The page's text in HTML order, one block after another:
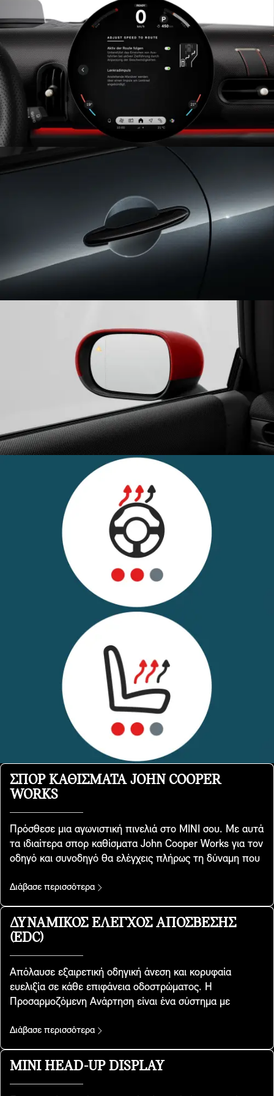
ΣΠΟΡ ΚΑΘΊΣΜΑΤΑ JOHN COOPER
WORKS
Πρόσθεσε μια αγωνιστική πινελιά στο MINI σου. Με αυτά
τα ιδιαίτερα σπορ καθίσματα John Cooper Works για τον
οδηγό και συνοδηγό θα ελέγχεις πλήρως τη δύναμη που
γνώμονα μια ειδική γεωμετρία, διαθέτουν ενσωματωμένα
προσκέφαλα και παρέχουν πρόσθετη πλευρική στήριξη
όταν απολαμβάνεις τη θρυλική οδική συμπεριφορά MINI
στις στροφές. Περιλαμβάνονται στις εκδόσεις
Διάβασε περισσότερα
ΔΥΝΑΜΙΚΌΣ ΈΛΕΓΧΟΣ ΑΠΌΣΒΕΣΗΣ
(EDC)
Απόλαυσε εξαιρετική οδηγική άνεση και κορυφαία
ευελιξία σε κάθε επιφάνεια οδοστρώματος. Η
Προσαρμοζόμενη Ανάρτηση είναι ένα σύστημα με
επηρεάζουν την οδική συμπεριφορά του MINI σου. Με
την συνεχή απόσβεση επιλεκτικής συχνότητας, οι
ρυθμίσεις των αμορτισέρ προσαρμόζονται ανάλογα με
Διάβασε περισσότερα
MINI HEAD-UP DISPLAY